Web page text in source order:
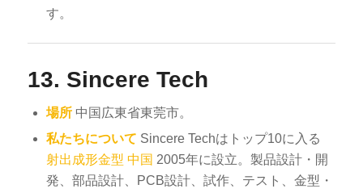
す。
13. Sincere Tech
場所中国広東省東莞市。
私たちについて Sincere Techはトップ10に入る
射出成形金型 中国 2005年に設立。製品設計・開
発、部品設計、PCB設計、試作、テスト、金型・